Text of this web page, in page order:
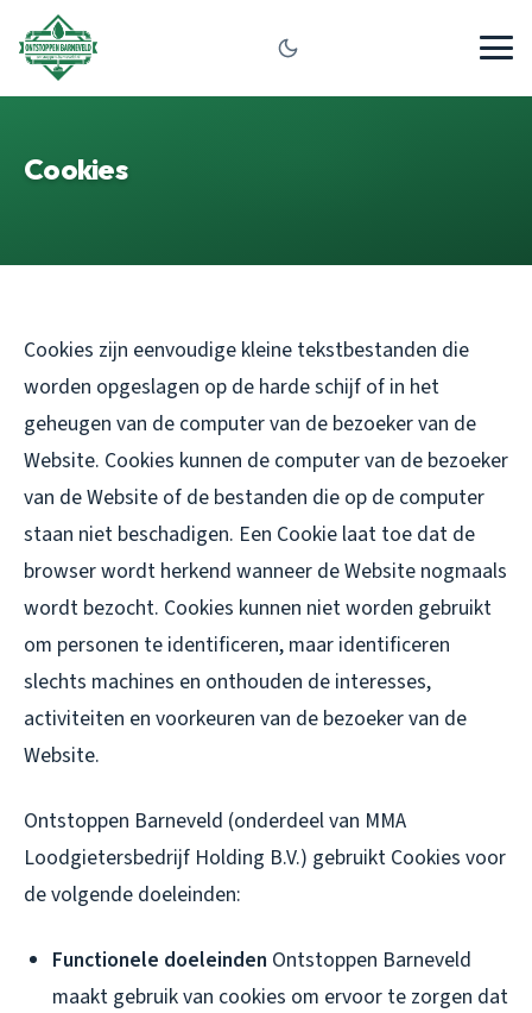
Cookies
Cookies zijn eenvoudige kleine tekstbestanden die
worden opgeslagen op de harde schijf of in het
geheugen van de computer van de bezoeker van de
Website. Cookies kunnen de computer van de bezoeker
van de Website of de bestanden die op de computer
staan niet beschadigen. Een Cookie laat toe dat de
browser wordt herkend wanneer de Website nogmaals
wordt bezocht. Cookies kunnen niet worden gebruikt
om personen te identificeren, maar identificeren
slechts machines en onthouden de interesses,
activiteiten en voorkeuren van de bezoeker van de
Website.
Ontstoppen Barneveld (onderdeel van MMA
Loodgietersbedrijf Holding B.V.) gebruikt Cookies voor
de volgende doeleinden:
Functionele doeleinden Ontstoppen Barneveld
maakt gebruik van cookies om ervoor te zorgen dat